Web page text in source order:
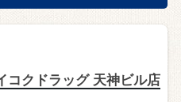
コクドラッグ 天神ビル店